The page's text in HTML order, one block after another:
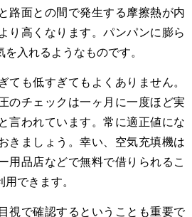
路面との間で発生する摩擦熱が内
り高くなります。パンパンに膨ら
入れるようなものです。
ても低すぎてもよくありません。
のチェックは一ヶ月に一度ほど実
言われています。常に適正値にな
きましょう。幸い、空気充填機は
用品店などで無料で借りられるこ
できます。
視で確認するということも重要で